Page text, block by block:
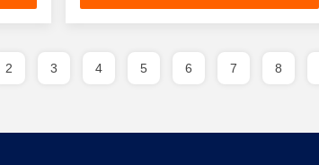
2 3 4 5 6 7 8